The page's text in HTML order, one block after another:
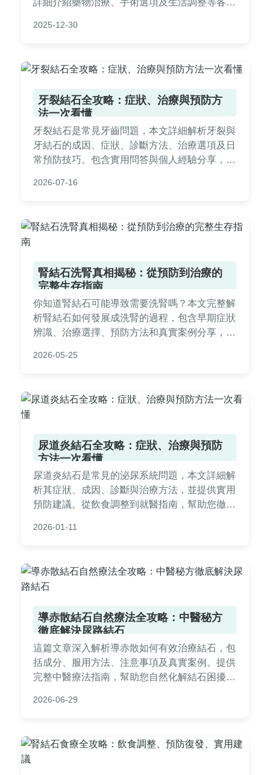
詳細介紹藥物治療、手術選項及生活調整等各種
預防策略，幫助您從根本解決問題，避免復發。
2025-12-30
牙裂結石全攻略：症狀、治療與預防方
法一次看懂
牙裂結石是常見牙齒問題，本文詳細解析牙裂與
牙結石的成因、症狀、診斷方法、治療選項及日
常預防技巧。包含實用問答與個人經驗分享，幫
是輕微不適或嚴重疼痛，都能找到對應策略。
2026-07-16
腎結石洗腎真相揭秘：從預防到治療的
完整生存指南
你知道腎結石可能導致需要洗腎嗎？本文完整解
析腎結石如何發展成洗腎的過程，包含早期症狀
辨識、治療選擇、預防方法和真實案例分享，幫
2026-05-25
尿道炎結石全攻略：症狀、治療與預防
方法一次看懂
尿道炎結石是常見的泌尿系統問題，本文詳細解
析其症狀、成因、診斷與治療方法，並提供實用
預防建議。從飲食調整到就醫指南，幫助您徹底
2026-01-11
導赤散結石自然療法全攻略：中醫秘方
徹底解決尿路結石
這篇文章深入解析導赤散如何有效治療結石，包
括成分、服用方法、注意事項及真實案例。提供
完整中醫療法指南，幫助您自然化解結石困擾，
用戶所有疑問，從症狀到預防一應俱全。
2026-06-29